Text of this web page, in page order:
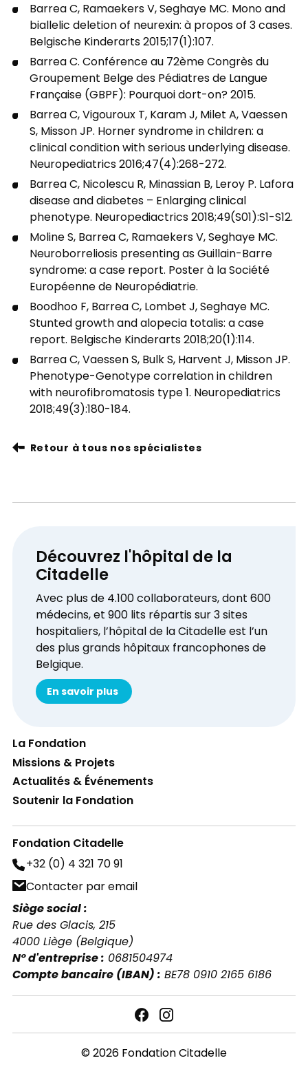
Barrea C, Ramaekers V, Seghaye MC. Mono and
biallelic deletion of neurexin: à propos of 3 cases.
Belgische Kinderarts 2015;17(1):107.
Barrea C. Conférence au 72ème Congrès du
Groupement Belge des Pédiatres de Langue
Française (GBPF): Pourquoi dort-on? 2015.
Barrea C, Vigouroux T, Karam J, Milet A, Vaessen
S, Misson JP. Horner syndrome in children: a
clinical condition with serious underlying disease.
Neuropediatrics 2016;47(4):268-272.
Barrea C, Nicolescu R, Minassian B, Leroy P. Lafora
disease and diabetes – Enlarging clinical
phenotype. Neuropediactrics 2018;49(S01):S1-S12.
Moline S, Barrea C, Ramaekers V, Seghaye MC.
Neuroborreliosis presenting as Guillain-Barre
syndrome: a case report. Poster à la Société
Européenne de Neuropédiatrie.
Boodhoo F, Barrea C, Lombet J, Seghaye MC.
Stunted growth and alopecia totalis: a case
report. Belgische Kinderarts 2018;20(1):114.
Barrea C, Vaessen S, Bulk S, Harvent J, Misson JP.
Phenotype-Genotype correlation in children
with neurofibromatosis type 1. Neuropediatrics
2018;49(3):180-184.
Retour à tous nos spécialistes
Découvrez l'hôpital de la
Citadelle
Avec plus de 4.100 collaborateurs, dont 600
médecins, et 900 lits répartis sur 3 sites
hospitaliers, l’hôpital de la Citadelle est l’un
des plus grands hôpitaux francophones de
Belgique.
En savoir plus
La Fondation
Missions & Projets
Actualités & Événements
Soutenir la Fondation
Fondation Citadelle
+32 (0) 4 321 70 91
Contacter par email
Siège social :
Rue des Glacis, 215
4000 Liège (Belgique)
N° d'entreprise : 0681504974
Compte bancaire (IBAN) : BE78 0910 2165 6186
© 2026 Fondation Citadelle